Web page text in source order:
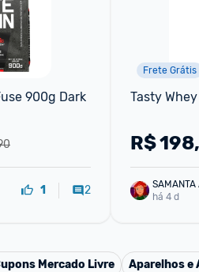
900g Dark
1 2
Frete Grátis
Tasty
R$
SAMANTA
há 4 d
Mercado Livre Aparelhos e